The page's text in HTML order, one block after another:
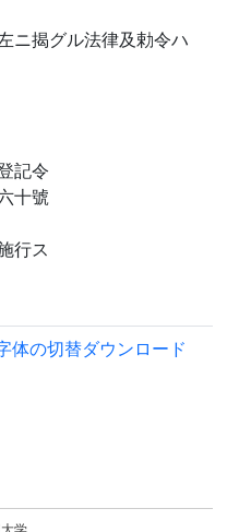
ニ揭グル法律及勅令ハ
記令
十號
行ス
体の切替ダウンロード